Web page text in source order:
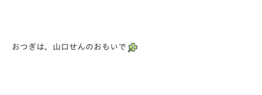
おつぎは、山口せんのおもいで